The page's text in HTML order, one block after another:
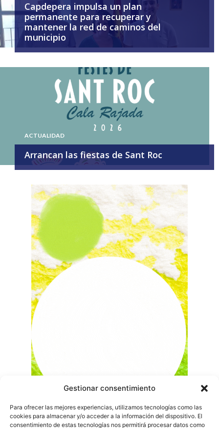
Gestionar consentimiento
Para ofrecer las mejores experiencias, utilizamos tecnologías como las
cookies para almacenar y/o acceder a la información del dispositivo. El
consentimiento de estas tecnologías nos permitirá procesar datos como
Capdepera impulsa un plan
permanente para recuperar y
mantener la red de caminos del
municipio
ACTUALIDAD
Arrancan las fiestas de Sant Roc